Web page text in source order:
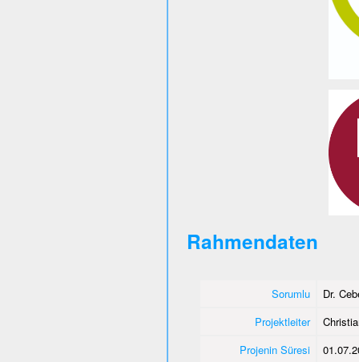
Rahmendaten
Sorumlu
Dr.
Projektleiter
Projenin Süresi